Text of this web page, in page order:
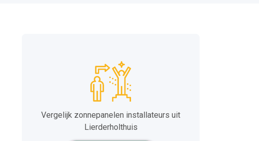
Vergelijk zonnepanelen installateurs uit
Lierderholthuis